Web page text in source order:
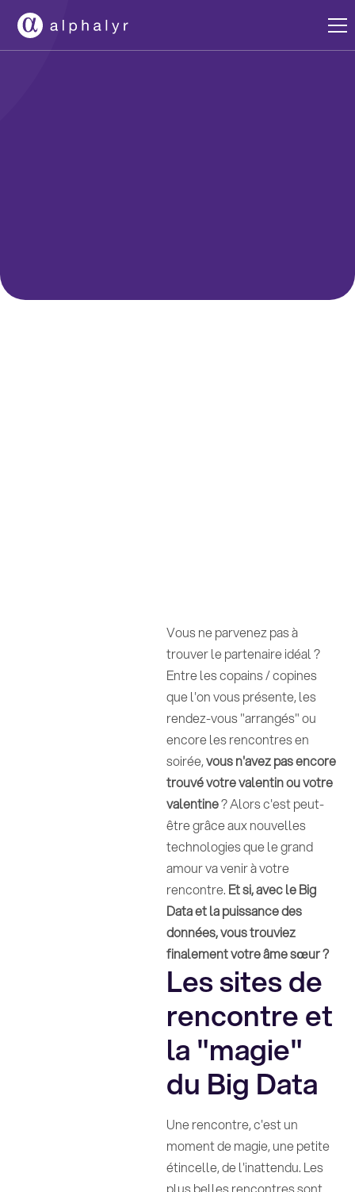
Vous ne parvenez pas à
trouver le partenaire idéal ?
Entre les copains / copines
que l'on vous présente, les
rendez-vous "arrangés" ou
encore les rencontres en
soirée,vous n'avez pas encore
trouvé votre valentin ou votre
valentine? Alors c'est peut-
être grâce aux nouvelles
technologies que le grand
amour va venir à votre
rencontre. Et si, avec le Big
Data et la puissance des
données, vous trouviez
finalement votre âme sœur ?
Les sites de
rencontre et
la "magie"
du Big Data
Une rencontre, c'est un
moment de magie, une petite
étincelle, de l'inattendu. Les